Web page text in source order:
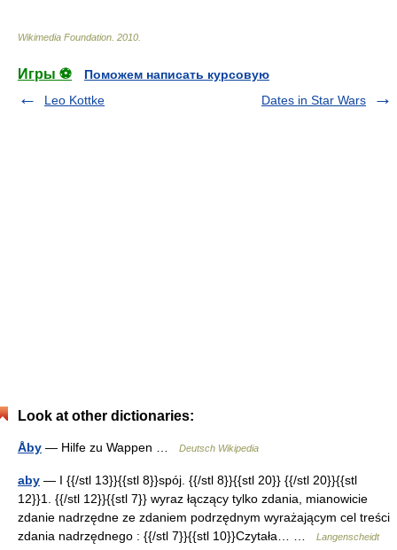
Wikimedia Foundation 2010
Игры ⚽
Поможем написать курсовую
Leo Kottke
Dates in Star Wars
Look at other dictionaries:
Åby — Hilfe zu Wappen … Deutsch Wikipedia
aby — I {{/stl 13}}{{stl 8}}spój. {{/stl 8}}{{stl 20}} {{/stl 20}}{{stl
12}}1. {{/stl 12}}{{stl 7}} wyraz łączący tylko zdania, mianowicie
zdanie nadrzędne ze zdaniem podrzędnym wyrażającym cel treści
zdania nadrzędnego : {{/stl 7}}{{stl 10}}Czytała… …
Langenscheidt